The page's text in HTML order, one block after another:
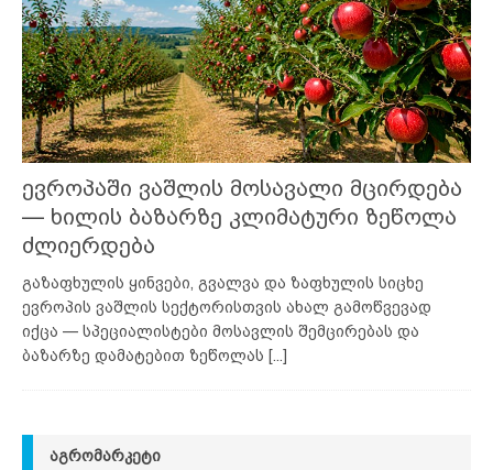
ევროპაში ვაშლის მოსავალი მცირდება
— ხილის ბაზარზე კლიმატური ზეწოლა
ძლიერდება
გაზაფხულის ყინვები, გვალვა და ზაფხულის სიცხე
ევროპის ვაშლის სექტორისთვის ახალ გამოწვევად
იქცა — სპეციალისტები მოსავლის შემცირებას და
ბაზარზე დამატებით ზეწოლას [...]
ᲐᲒᲠᲝᲛᲐᲠᲙᲔᲢᲘ